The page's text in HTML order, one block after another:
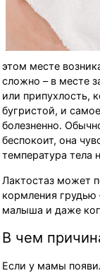
этом месте
сложно – в месте
или припухлость,
бугристой, и
болезненно.
беспокоит, она
температура тела
Лактостаз может
кормления
малыша и даже
В чем
Если у мамы